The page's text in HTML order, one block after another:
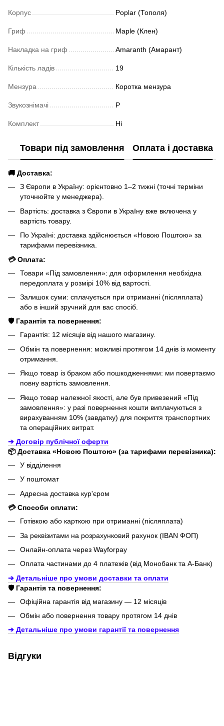
Корпус Poplar (Тополя)
Гриф Maple (Клен)
Накладка на гриф Amaranth (Амарант)
Кількість ладів 19
Мензура Коротка мензура
Звукознімачі P
Комплект Ні
Товари під замовлення Оплата і доставка
🚚 Доставка:
З Європи в Україну: орієнтовно 1–2 тижні (точні терміни
уточнюйте у менеджера).
Вартість: доставка з Європи в Україну вже включена у
вартість товару.
По Україні: доставка здійснюється «Новою Поштою» за
тарифами перевізника.
💳 Оплата:
Товари «Під замовлення»: для оформлення необхідна
передоплата у розмірі 10% від вартості.
Залишок суми: сплачується при отриманні (післяплата)
або в інший зручний для вас спосіб.
🛡️ Гарантія та повернення:
Гарантія: 12 місяців від нашого магазину.
Обмін та повернення: можливі протягом 14 днів із моменту
отримання.
Якщо товар із браком або пошкодженнями: ми повертаємо
повну вартість замовлення.
Якщо товар належної якості, але був привезений «Під
замовлення»: у разі повернення кошти виплачуються з
вирахуванням 10% (завдатку) для покриття транспортних
та операційних витрат.
➔ Договір публічної оферти
📦 Доставка «Новою Поштою» (за тарифами перевізника):
У відділення
У поштомат
Адресна доставка кур'єром
💳 Способи оплати:
Готівкою або карткою при отриманні (післяплата)
За реквізитами на розрахунковий рахунок (IBAN ФОП)
Онлайн-оплата через Wayforpay
Оплата частинами до 4 платежів (від Монобанк та А-Банк)
➔ Детальніше про умови доставки та оплати
🛡️ Гарантія та повернення:
Офіційна гарантія від магазину — 12 місяців
Обмін або повернення товару протягом 14 днів
➔ Детальніше про умови гарантіїта повернення
Відгуки